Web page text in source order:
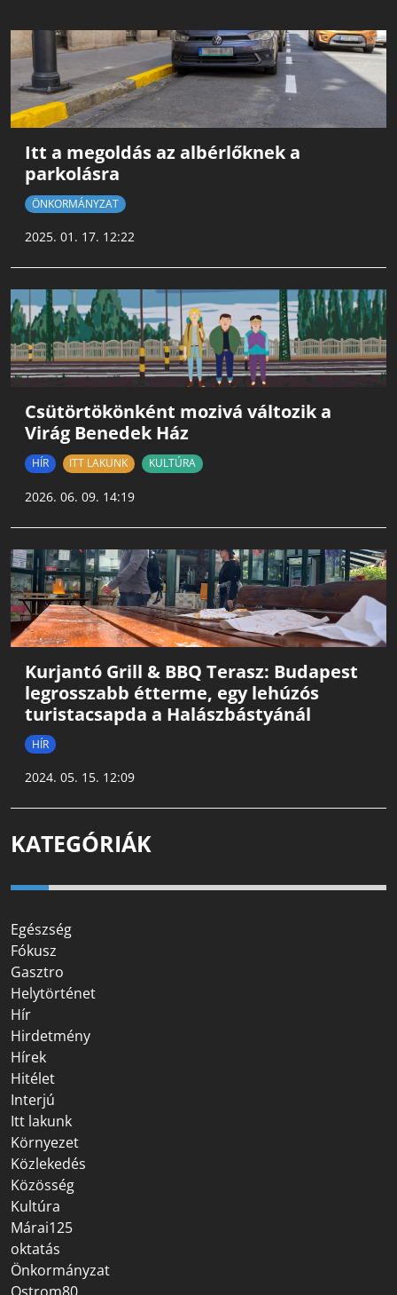
Itt a megoldás az albérlőknek a
parkolásra
ÖNKORMÁNYZAT
2025. 01. 17. 12:22
Csütörtökönként mozivá változik a
Virág Benedek Ház
HÍR ITT LAKUNK KULTÚRA
2026. 06. 09. 14:19
Kurjantó Grill & BBQ Terasz: Budapest
legrosszabb étterme, egy lehúzós
turistacsapda a Halászbástyánál
HÍR
2024. 05. 15. 12:09
KATEGÓRIÁK
Egészség
Fókusz
Gasztro
Helytörténet
Hír
Hirdetmény
Hírek
Hitélet
Interjú
Itt lakunk
Környezet
Közlekedés
Közösség
Kultúra
Márai125
oktatás
Önkormányzat